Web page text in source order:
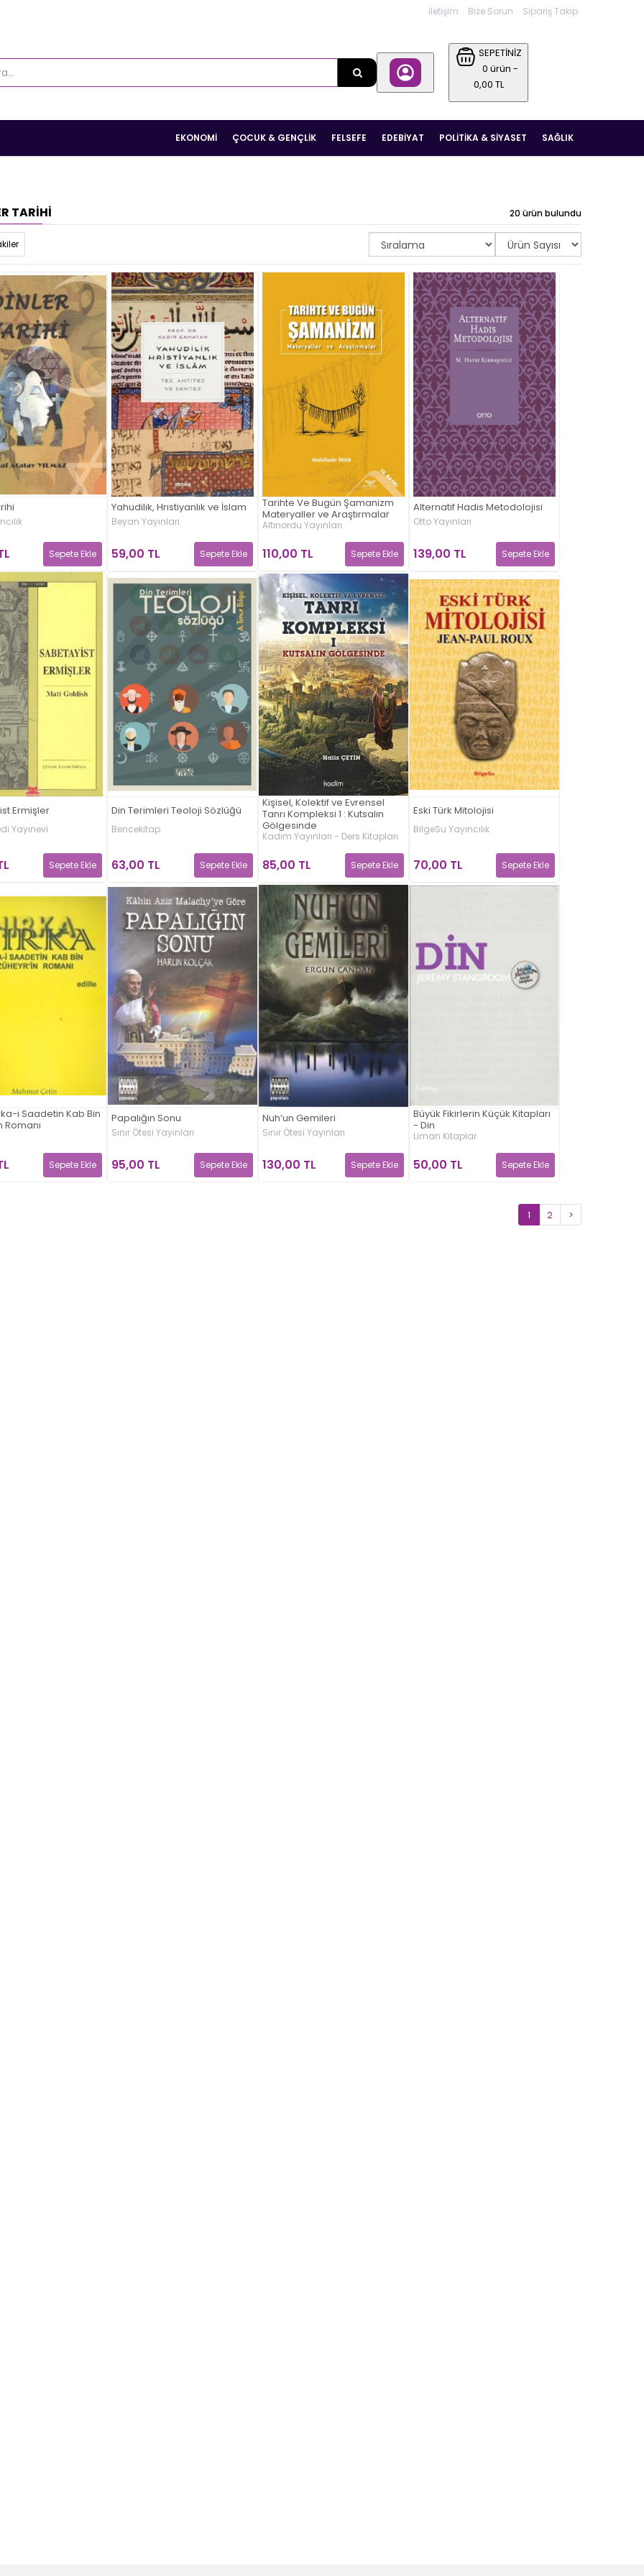
İletişim Bize Sorun Sipariş Takip
SEPETİNİZ
0 ürün -
0,00 TL
SAĞLIK
POLITIKA & SIYASET
EDEBIYAT
FELSEFE
ÇOCUK & GENÇLIK
EKONOMI
TARIHI 20 ürün bulundu
Sepete Ekle
Yahudilik, Hrıstiyanlık ve İslam
Beyan Yayınları
59,00 TL Sepete Ekle
Tarihte Ve Bugün Şamanizm
Materyaller ve Araştırmalar
Altınordu Yayınları
110,00 TL Sepete Ekle
Alternatif Hadis Metodolojisi
Otto Yayınları
139,00 TL Sepete Ekle
Ermişler
Yayınevi
Sepete Ekle
Din Terimleri Teoloji Sözlüğü
Bencekitap
63,00 TL Sepete Ekle
Kişisel, Kolektif ve Evrensel
Tanrı Kompleksi 1 : Kutsalın
Gölgesinde
Kadim Yayınları - Ders Kitapları
85,00 TL Sepete Ekle
Eski Türk Mitolojisi
BilgeSu Yayıncılık
70,00 TL Sepete Ekle
i Saadetin Kab Bin
Romanı
Sepete Ekle
Papalığın Sonu
Sınır Ötesi Yayınları
95,00 TL Sepete Ekle
Nuh’un Gemileri
Sınır Ötesi Yayınları
130,00 TL Sepete Ekle
Büyük Fikirlerin Küçük Kitapları
- Din
Liman Kitaplar
50,00 TL Sepete Ekle
1 2 >